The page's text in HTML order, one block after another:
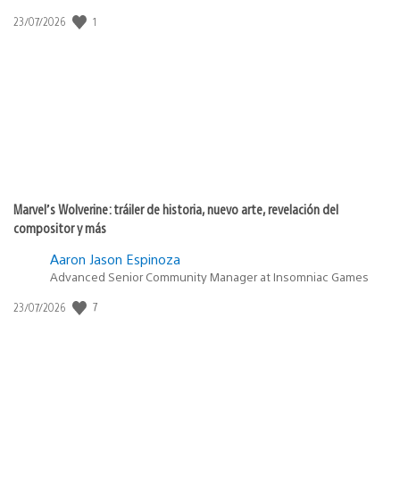
Fecha
23/07/2026 1
Marvel’s Wolverine: tráiler de historia, nuevo arte, revelación del
compositor y más
Aaron Jason Espinoza
Advanced Senior Community Manager at Insomniac Games
Fecha
23/07/2026 7